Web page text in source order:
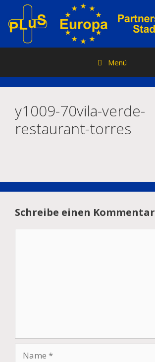
Inhalt
springen
Menü
y1009-70vila-verde-
restaurant-torres
Schreibe einen Kommentar